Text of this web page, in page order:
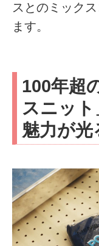
スとのミック
ます。
100年超
スニッ
魅力が光